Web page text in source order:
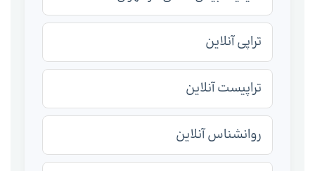
تراپی آنلاین
تراپیست آنلاین
روانشناس آنلاین